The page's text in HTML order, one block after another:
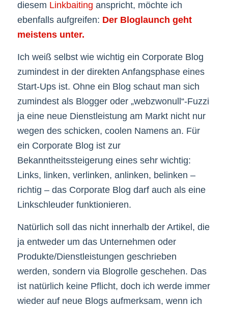
diesem Linkbaiting anspricht, möchte ich
ebenfalls aufgreifen: Der Bloglaunch geht
meistens unter.
Ich weiß selbst wie wichtig ein Corporate Blog
zumindest in der direkten Anfangsphase eines
Start-Ups ist. Ohne ein Blog schaut man sich
zumindest als Blogger oder „webzwonull“-Fuzzi
ja eine neue Dienstleistung am Markt nicht nur
wegen des schicken, coolen Namens an. Für
ein Corporate Blog ist zur
Bekanntheitssteigerung eines sehr wichtig:
Links, linken, verlinken, anlinken, belinken –
richtig – das Corporate Blog darf auch als eine
Linkschleuder funktionieren.
Natürlich soll das nicht innerhalb der Artikel, die
ja entweder um das Unternehmen oder
Produkte/Dienstleistungen geschrieben
werden, sondern via Blogrolle geschehen. Das
ist natürlich keine Pflicht, doch ich werde immer
wieder auf neue Blogs aufmerksam, wenn ich